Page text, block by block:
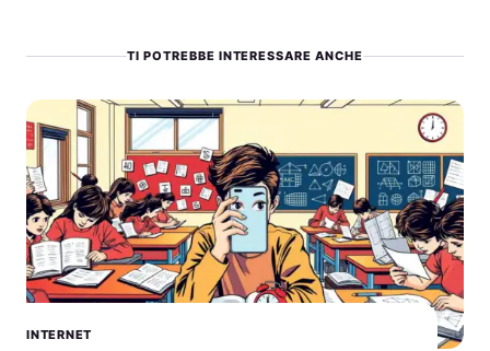
TI POTREBBE INTERESSARE ANCHE
INTERNET